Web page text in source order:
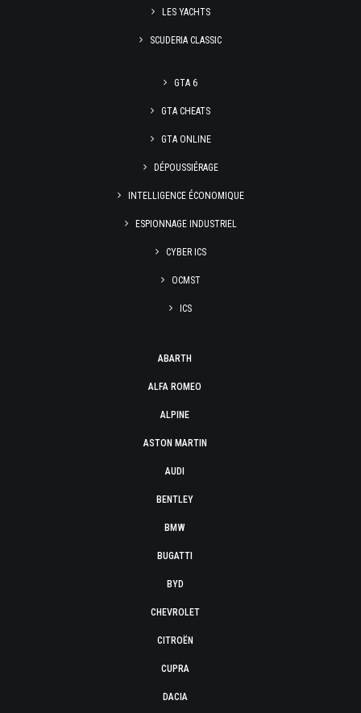
LES YACHTS
SCUDERIA CLASSIC
GTA 6
GTA CHEATS
GTA ONLINE
DÉPOUSSIÉRAGE
INTELLIGENCE ÉCONOMIQUE
ESPIONNAGE INDUSTRIEL
CYBER ICS
OCMST
ICS
ABARTH
ALFA ROMEO
ALPINE
ASTON MARTIN
AUDI
BENTLEY
BMW
BUGATTI
BYD
CHEVROLET
CITROËN
CUPRA
DACIA